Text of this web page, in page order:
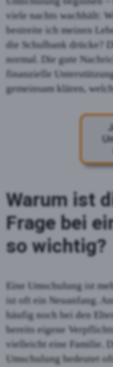
viele nachts wachhält:
bestreite ich meinen
die Schulbank drücke?
normal. Die gute
finanzielle
gemeinsam klären,
Warum ist
Frage bei
so wichtig?
Eine Umschulung ist
ist oft ein Neuanfang.
häufig noch bei den
bereits eigene
vielleicht eine Familie.
Umschulung bedeutet